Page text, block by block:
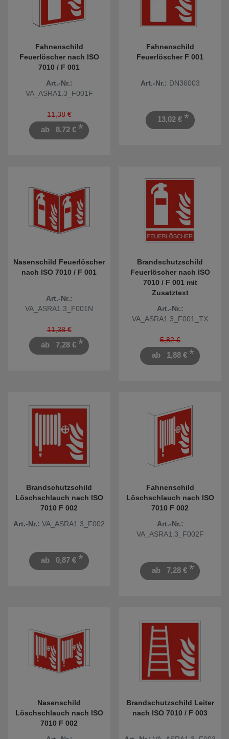
Fahnenschild
Feuerlöscher nach ISO
7010 / F 001
Art.-Nr.:
VA_ASRA1.3_F001F
11,38 €
ab 8,72 € *
Fahnenschild
Feuerlöscher F 001
Art.-Nr.: DN36003
13,02 € *
Nasenschild Feuerlöscher
nach ISO 7010 / F 001
Art.-Nr.:
VA_ASRA1.3_F001N
11,38 €
ab 7,28 € *
Brandschutzschild
Feuerlöscher nach ISO
7010 / F 001 mit
Zusatztext
Art.-Nr.:
VA_ASRA1.3_F001_TX
5,82 €
ab 1,88 € *
Brandschutzschild
Löschschlauch nach ISO
7010 F 002
Art.-Nr.: VA_ASRA1.3_F002
ab 0,87 € *
Fahnenschild
Löschschlauch nach ISO
7010 F 002
Art.-Nr.:
VA_ASRA1.3_F002F
ab 7,28 € *
Nasenschild
Löschschlauch nach ISO
7010 F 002
Brandschutzschild Leiter
nach ISO 7010 / F 003